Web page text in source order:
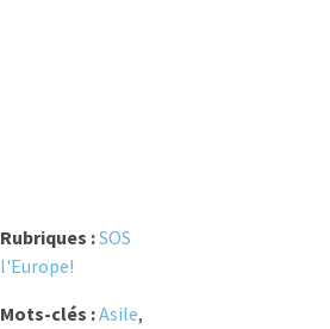
Rubriques :SOS
l'Europe!
Mots-clés :Asile,